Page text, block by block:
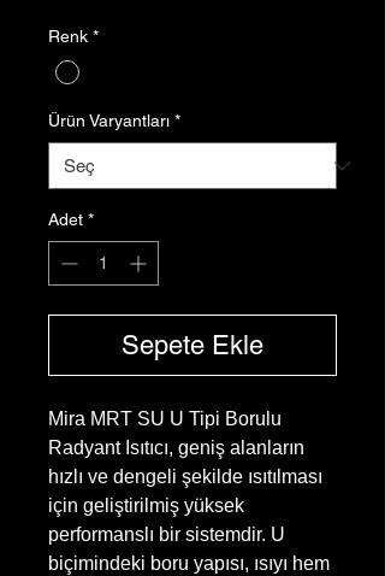
Renk *
Ürün Varyantları *
Adet *
Sepete Ekle
Mira MRT SU U Tipi Borulu
Radyant Isıtıcı, geniş alanların
hızlı ve dengeli şekilde ısıtılması
için geliştirilmiş yüksek
performanslı bir sistemdir. U
biçimindeki boru yapısı, ısıyı hem